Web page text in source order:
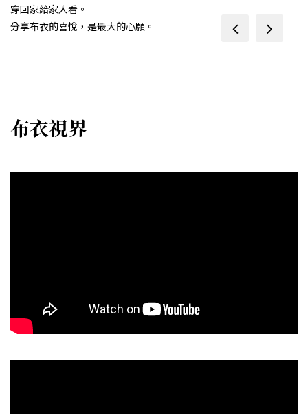
穿回家給家人看。
分享布衣的喜悅，是最大的心願。
prev next
布衣視界